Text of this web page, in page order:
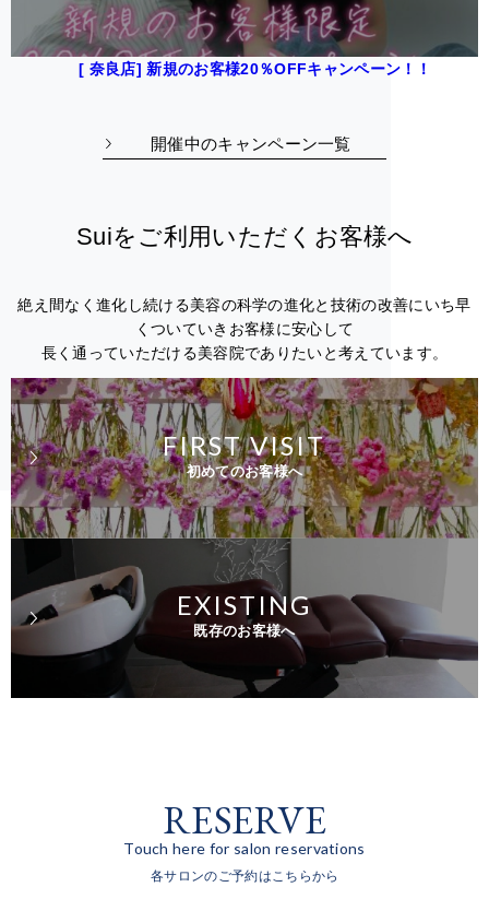
[ 奈良店] 新規のお客様20％OFFキャンペーン！！
開催中のキャンペーン一覧
Suiをご利用いただくお客様へ
絶え間なく進化し続ける美容の科学の進化と技術の改善にいち早
くついていきお客様に安心して
長く通っていただける美容院でありたいと考えています。
初めてのお客様へ
FIRST VISIT
既存のお客様へ
EXISTING
RESERVE
Touch here for salon reservations
各サロンのご予約はこちらから